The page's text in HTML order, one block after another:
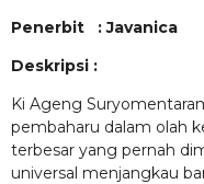
Penerbit : Javanica
Deskripsi :
Ki Ageng
pembaharu dalam olah
terbesar yang pernah
universal menjangkau